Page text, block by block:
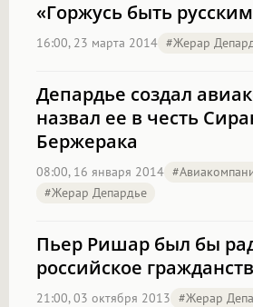
«Горжусь быть
16:00, 23 марта 2014 #Жерар
Депардье создал
назвал ее в честь
Бержерака
08:00, 16 января 2014
#Жерар Депардье
Пьер Ришар был бы
российское
21:00, 03 октября 2013 #Жерар